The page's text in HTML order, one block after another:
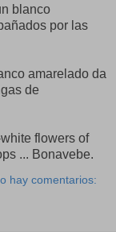
blanco
por las
amarelado da
de
flowers of
... Bonavebe.
hay comentarios: